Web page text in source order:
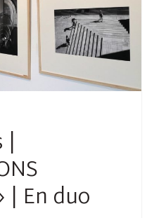
|
| En duo